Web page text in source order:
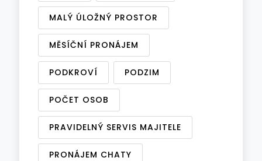
MALÝ ÚLOŽNÝ PROSTOR
MĚSÍČNÍ PRONÁJEM
PODKROVÍ PODZIM
POČET OSOB
PRAVIDELNÝ SERVIS MAJITELE
PRONÁJEM CHATY